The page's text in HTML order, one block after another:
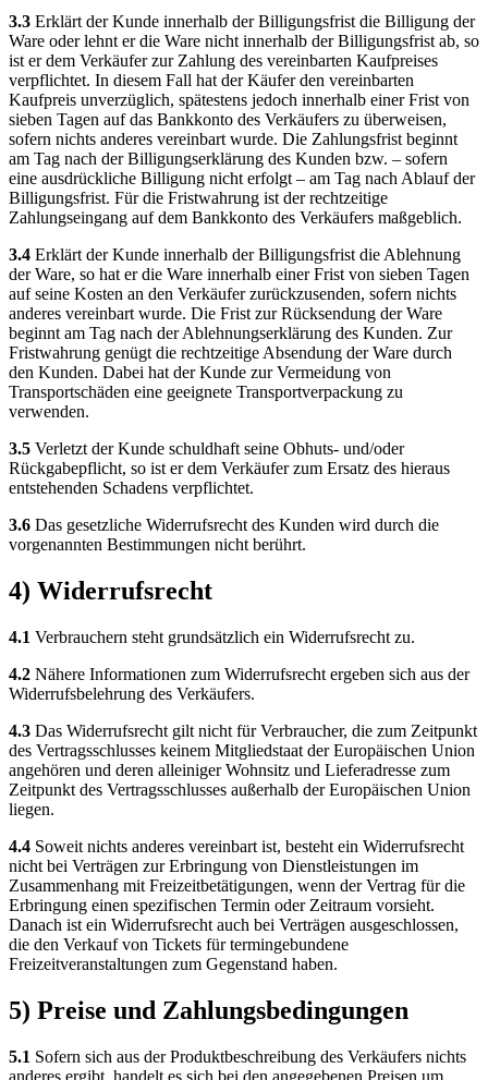
3.3 Erklärt der Kunde innerhalb der Billigungsfrist die Billigung der
Ware oder lehnt er die Ware nicht innerhalb der Billigungsfrist ab, so
ist er dem Verkäufer zur Zahlung des vereinbarten Kaufpreises
verpflichtet. In diesem Fall hat der Käufer den vereinbarten
Kaufpreis unverzüglich, spätestens jedoch innerhalb einer Frist von
sieben Tagen auf das Bankkonto des Verkäufers zu überweisen,
sofern nichts anderes vereinbart wurde. Die Zahlungsfrist beginnt
am Tag nach der Billigungserklärung des Kunden bzw. – sofern
eine ausdrückliche Billigung nicht erfolgt – am Tag nach Ablauf der
Billigungsfrist. Für die Fristwahrung ist der rechtzeitige
Zahlungseingang auf dem Bankkonto des Verkäufers maßgeblich.
3.4 Erklärt der Kunde innerhalb der Billigungsfrist die Ablehnung
der Ware, so hat er die Ware innerhalb einer Frist von sieben Tagen
auf seine Kosten an den Verkäufer zurückzusenden, sofern nichts
anderes vereinbart wurde. Die Frist zur Rücksendung der Ware
beginnt am Tag nach der Ablehnungserklärung des Kunden. Zur
Fristwahrung genügt die rechtzeitige Absendung der Ware durch
den Kunden. Dabei hat der Kunde zur Vermeidung von
Transportschäden eine geeignete Transportverpackung zu
verwenden.
3.5 Verletzt der Kunde schuldhaft seine Obhuts- und/oder
Rückgabepflicht, so ist er dem Verkäufer zum Ersatz des hieraus
entstehenden Schadens verpflichtet.
3.6 Das gesetzliche Widerrufsrecht des Kunden wird durch die
vorgenannten Bestimmungen nicht berührt.
4) Widerrufsrecht
4.1 Verbrauchern steht grundsätzlich ein Widerrufsrecht zu.
4.2 Nähere Informationen zum Widerrufsrecht ergeben sich aus der
Widerrufsbelehrung des Verkäufers.
4.3 Das Widerrufsrecht gilt nicht für Verbraucher, die zum Zeitpunkt
des Vertragsschlusses keinem Mitgliedstaat der Europäischen Union
angehören und deren alleiniger Wohnsitz und Lieferadresse zum
Zeitpunkt des Vertragsschlusses außerhalb der Europäischen Union
liegen.
4.4 Soweit nichts anderes vereinbart ist, besteht ein Widerrufsrecht
nicht bei Verträgen zur Erbringung von Dienstleistungen im
Zusammenhang mit Freizeitbetätigungen, wenn der Vertrag für die
Erbringung einen spezifischen Termin oder Zeitraum vorsieht.
Danach ist ein Widerrufsrecht auch bei Verträgen ausgeschlossen,
die den Verkauf von Tickets für termingebundene
Freizeitveranstaltungen zum Gegenstand haben.
5) Preise und Zahlungsbedingungen
5.1 Sofern sich aus der Produktbeschreibung des Verkäufers nichts
anderes ergibt, handelt es sich bei den angegebenen Preisen um